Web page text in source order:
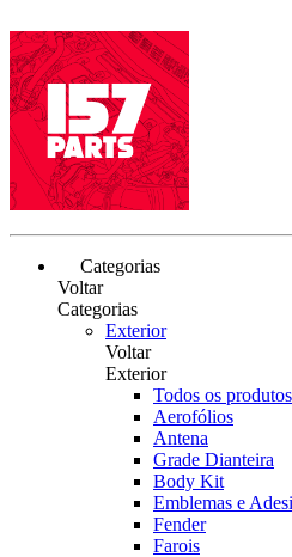
Categorias
Voltar
Categorias
Exterior
Voltar
Exterior
Todos os produtos
Aerofólios
Antena
Grade Dianteira
Body Kit
Emblemas e
Fender
Farois